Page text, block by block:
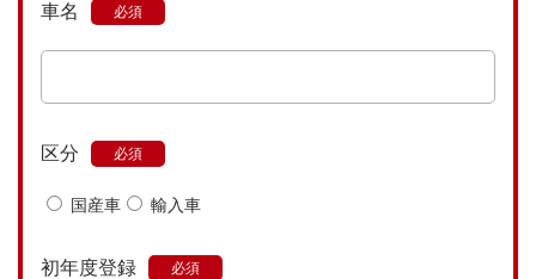
車名
区分
国産車 輸入車
初年度登録